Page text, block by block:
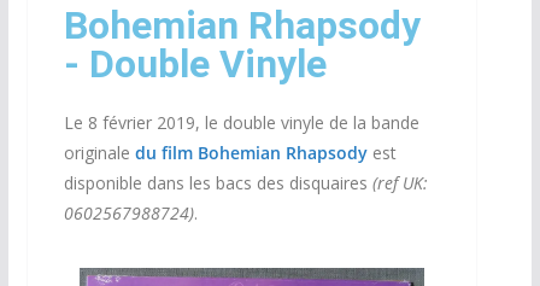
Bohemian Rhapsody
- Double Vinyle
Le 8 février 2019, le double vinyle de la bande
originale du film Bohemian Rhapsodyest
disponible dans les bacs des disquaires (ref UK:
0602567988724).